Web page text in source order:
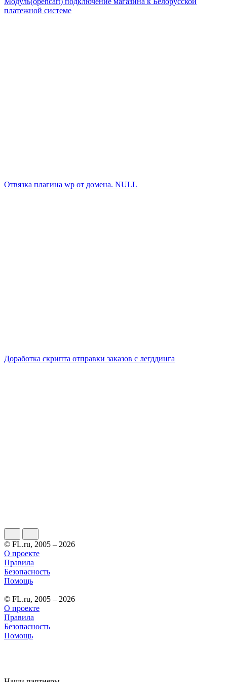
платежной системе
Отвязка плагина wp от домена. NULL
Доработка скрипта отправки заказов с легддинга
© FL.ru, 2005 – 2026
О проекте
Правила
Безопасность
Помощь
© FL.ru, 2005 – 2026
О проекте
Правила
Безопасность
Помощь